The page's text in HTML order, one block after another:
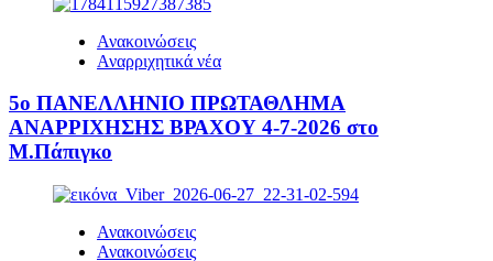
Ανακοινώσεις
Αναρριχητικά νέα
5ο ΠΑΝΕΛΛΗΝΙΟ ΠΡΩΤΑΘΛΗΜΑ
ΑΝΑΡΡΙΧΗΣΗΣ ΒΡΑΧΟΥ 4-7-2026 στο
Μ.Πάπιγκο
Ανακοινώσεις
Ανακοινώσεις